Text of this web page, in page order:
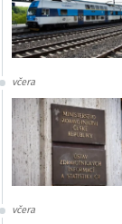
včera
včera